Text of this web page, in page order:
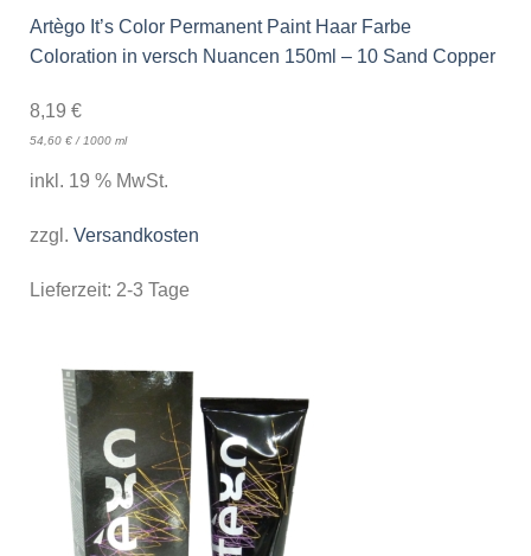
Artègo It’s Color Permanent Paint Haar Farbe
Coloration in versch Nuancen 150ml – 10 Sand Copper
8,19 €
54,60 €/ 1000 ml
inkl. 19 % MwSt.
zzgl. Versandkosten
Lieferzeit: 2-3 Tage